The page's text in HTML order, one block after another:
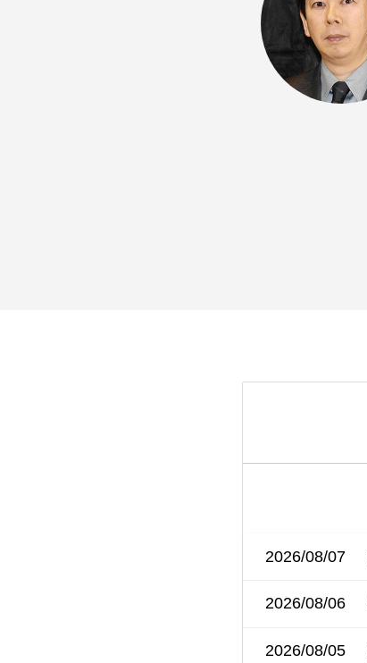
2026/08/07
2026/08/06
2026/08/05